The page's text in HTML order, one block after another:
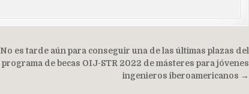
No es tarde aún para conseguir una de las últimas plazas del
programa de becas OIJ-STR 2022 de másteres para jóvenes
ingenieros iberoamericanos →